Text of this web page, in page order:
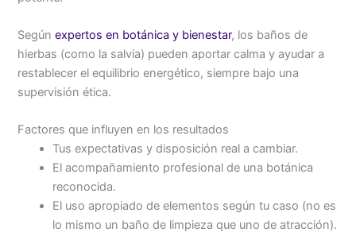
Segúnexpertos en botánica y bienestar, los baños de
hierbas (como la salvia) pueden aportar calma y ayudar a
restablecer el equilibrio energético, siempre bajo una
supervisión ética.
Factores que influyen en los resultados
Tus expectativas y disposición real a cambiar.
El acompañamiento profesional de una botánica
reconocida.
El uso apropiado de elementos según tu caso (no es
lo mismo un baño de limpieza que uno de atracción).